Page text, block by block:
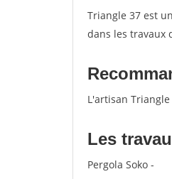
Triangle 37 est
dans les travaux
L'artisan
Les
Pergola Soko -